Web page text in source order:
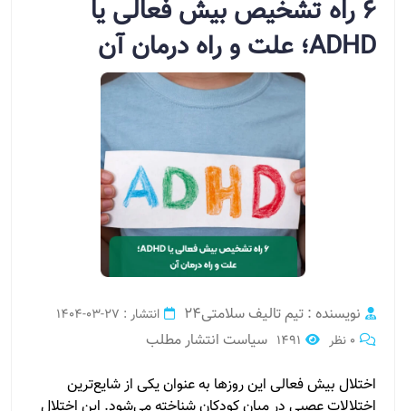
6 راه تشخیص بیش فعالی یا
ADHD؛ علت و راه درمان آن
نویسنده : تیم تالیف سلامتی24
انتشار : 27-03-1404
0 نظر
1491 سیاست انتشار مطلب
اختلال بیش فعالی این روزها به عنوان یکی از شایع‌ترین